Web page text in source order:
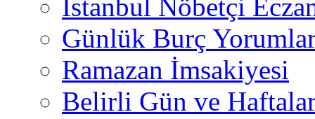
İstanbul Nöbetçi
Günlük Burç
Ramazan İmsakiyesi
Belirli Gün ve